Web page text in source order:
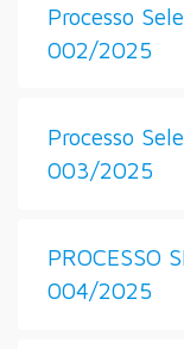
Processo
002/2025
Processo
003/2025
PROCESSO
004/2025